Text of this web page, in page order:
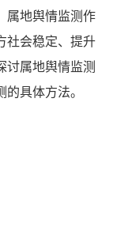
属地舆情监测作
社会稳定、提升
讨属地舆情监测
具体方法。